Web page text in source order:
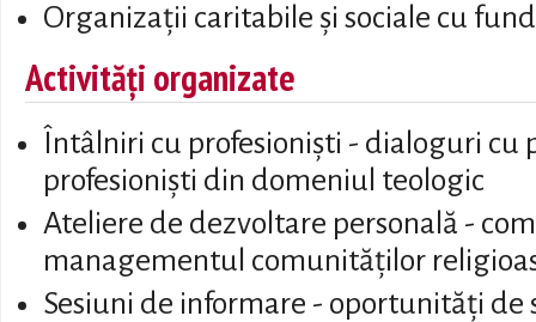
Organizații caritabile și sociale cu
Activități organizate
Întâlniri cu profesioniști - dialoguri cu
profesioniști din domeniul teologic
Ateliere de dezvoltare personală -
managementul comunităților
Sesiuni de informare - oportunități de